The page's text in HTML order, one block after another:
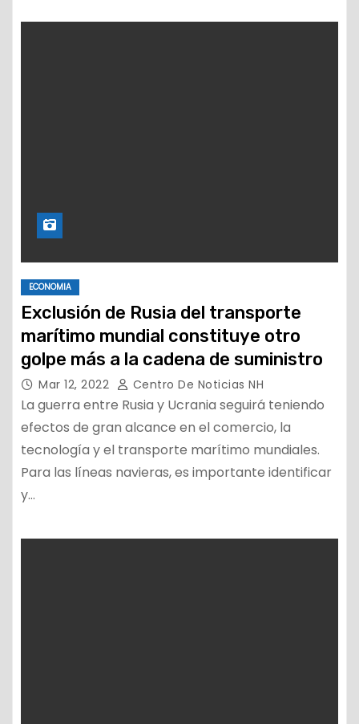
ECONOMIA
Exclusión de Rusia del transporte
marítimo mundial constituye otro
golpe más a la cadena de suministro
Mar 12, 2022 Centro De Noticias NH
La guerra entre Rusia y Ucrania seguirá teniendo
efectos de gran alcance en el comercio, la
tecnología y el transporte marítimo mundiales.
Para las líneas navieras, es importante identificar
y…